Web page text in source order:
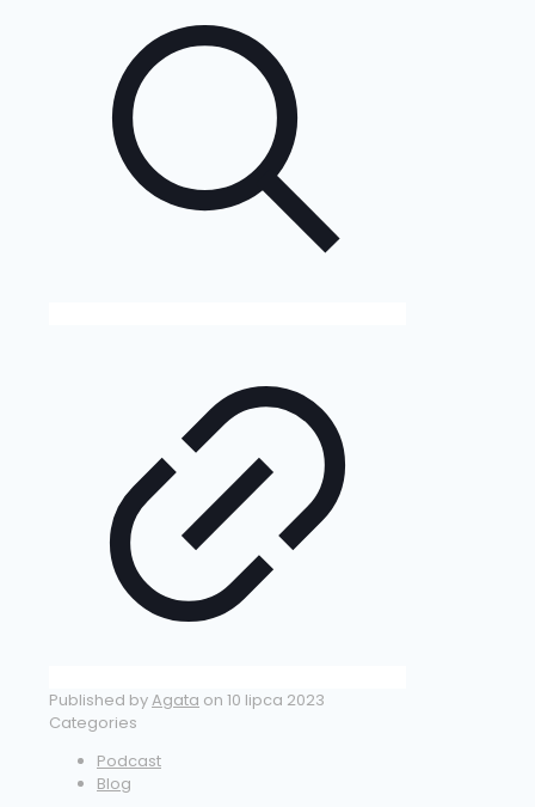
Published byAgata on 10 lipca 2023
Categories
Podcast
Blog